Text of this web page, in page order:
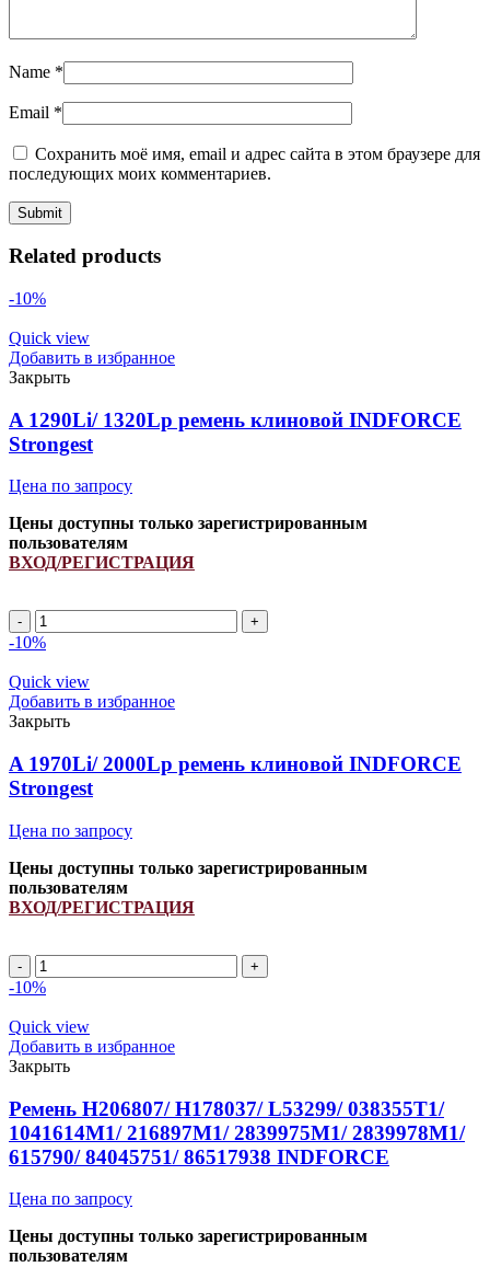
Name *
Email *
Сохранить моё имя, email и адрес сайта в этом браузере для
последующих моих комментариев.
Related products
-10%
Quick view
Добавить в избранное
Закрыть
A 1290Li/ 1320Lp ремень клиновой INDFORCE
Strongest
Цена по запросу
Цены доступны только зарегистрированным
пользователям
ВХОД/РЕГИСТРАЦИЯ
A
1290Li/
ремень
клиновой
INDFORCE
Strongest
quantity
-10%
Quick view
Добавить в избранное
Закрыть
A 1970Li/ 2000Lp ремень клиновой INDFORCE
Strongest
Цена по запросу
Цены доступны только зарегистрированным
пользователям
ВХОД/РЕГИСТРАЦИЯ
A
1970Li/
ремень
клиновой
INDFORCE
Strongest
quantity
-10%
Quick view
Добавить в избранное
Закрыть
Ремень H206807/ H178037/ L53299/ 038355T1/
1041614M1/ 216897M1/ 2839975M1/ 2839978M1/
615790/ 84045751/ 86517938 INDFORCE
Цена по запросу
Цены доступны только зарегистрированным
пользователям